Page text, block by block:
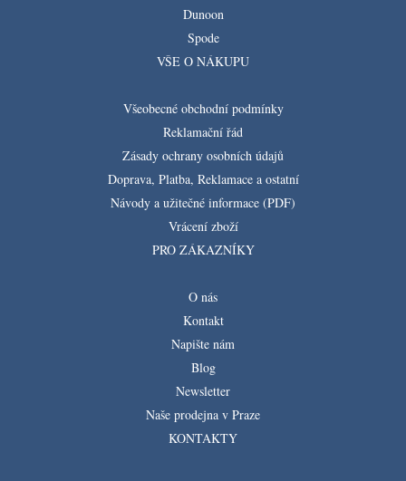
Dunoon
Spode
VŠE O NÁKUPU
Všeobecné obchodní podmínky
Reklamační řád
Zásady ochrany osobních údajů
Doprava, Platba, Reklamace a ostatní
Návody a užitečné informace (PDF)
Vrácení zboží
PRO ZÁKAZNÍKY
O nás
Kontakt
Napište nám
Blog
Newsletter
Naše prodejna v Praze
KONTAKTY